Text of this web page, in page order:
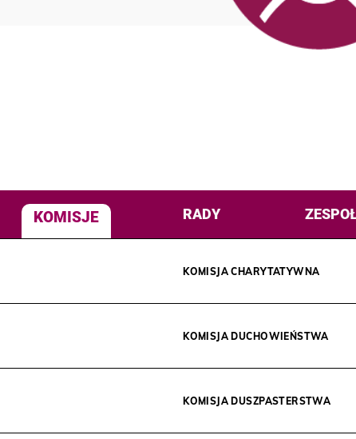
KOMISJE RADY
KOMISJA CHARYTATYWNA
KOMISJA DUCHOWIEŃSTWA
KOMISJA DUSZPASTERSTWA